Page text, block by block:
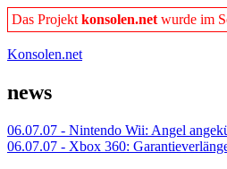
Das Projekt konsolen.net wurde im
Konsolen.net
news
06.07.07 - Nintendo Wii: Angel
06.07.07 - Xbox 360: